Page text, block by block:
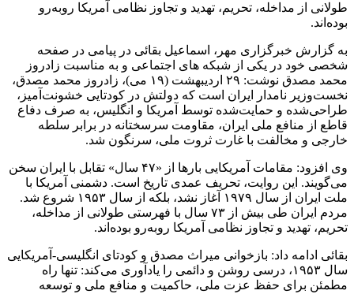
طولانی از مداخله، تحریم، تهدید و تجاوز نظامی آمریکا روبه‌رو
بوده‌اند.
به گزارش خبرگزاری مهر، اسماعیل بقائی در پیامی در صفحه
شخصی خود در یکی از شبکه های اجتماعی و به مناسبت زادروز
محمد مصدق نوشت: ۲۹ اردیبهشت (۱۹ می)، زادروز محمد مصدق،
نخست‌وزیر نامدار ایران است که دولتش در کودتایی خشونت‌آمیز،
طراحی‌شده و حمایت‌شده توسط آمریکا و انگلیس، به صرف دفاع
قاطع از منافع ملی ایران، مقاومت سرسختانه در برابر سلطه
خارجی و مخالفت با غارت ثروت ملی، سرنگون شد.
وی افزود: مقامات آمریکایی بارها از «۴۷ سال» تقابل با ایران سخن
می‌گویند. این روایت، تحریف عمدی تاریخ است. دشمنی آمریکا با
ملت ایران از سال ۱۹۷۹ آغاز نشد، بلکه از سال ۱۹۵۳ شروع شد.
مردم ایران طی بیش از ۷۳ سال با فهرستی طولانی از مداخله،
تحریم، تهدید و تجاوز نظامی آمریکا روبه‌رو بوده‌اند.
بقائی ادامه داد: بازخوانی میراث مصدق و کودتای انگلیسی-آمریکایی
سال ۱۹۵۳، درسی روشن و دائمی را یادآوری می‌کند: تنها راه
مطمئن برای حفظ عزت ملی، حاکمیت و منافع ملی و توسعه